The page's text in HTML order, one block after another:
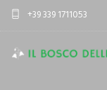
+39 339 1711053